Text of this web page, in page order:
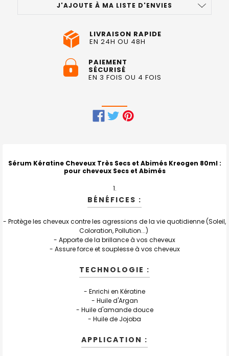
J'AJOUTE À MA LISTE D'ENVIES
LIVRAISON RAPIDE
EN 24H OU 48H
PAIEMENT
SÉCURISÉ
EN 3 FOIS OU 4 FOIS
ENSEMBLE
J'AJOUTE
SÉLECTION
AU PANIER
Sérum Kératine Cheveux Très Secs et Abimés Kreogen 80ml:
pour cheveux Secs et Abimés
BÉNÉFICES :
- Protège les cheveux contre les agressions de la vie quotidienne (Soleil,
Coloration, Pollution...)
- Apporte de la brillance à vos cheveux
- Assure force et souplesse à vos cheveux
TECHNOLOGIE :
- Enrichi en Kératine
- Huile d'Argan
- Huile d'amande douce
- Huile de Jojoba
APPLICATION :